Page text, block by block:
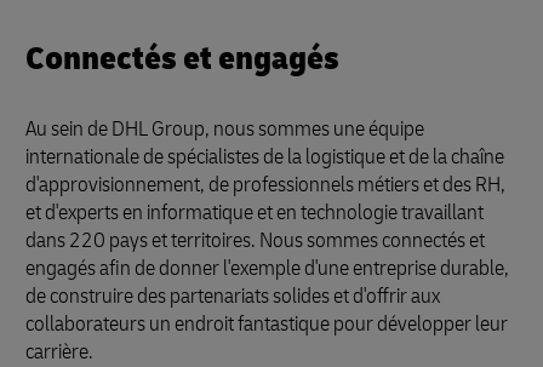
Connectés et engagés
Au sein de DHL Group, nous sommes une équipe
internationale de spécialistes de la logistique et de la chaîne
d'approvisionnement, de professionnels métiers et des RH,
et d'experts en informatique et en technologie travaillant
dans 220 pays et territoires. Nous sommes connectés et
engagés afin de donner l'exemple d'une entreprise durable,
de construire des partenariats solides et d'offrir aux
collaborateurs un endroit fantastique pour développer leur
carrière.